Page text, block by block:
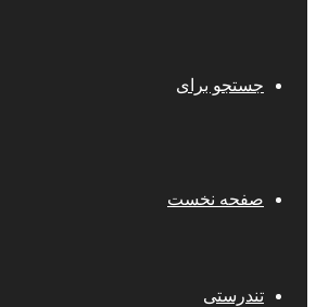
جستجو برای
صفحه نخست
تندرستی